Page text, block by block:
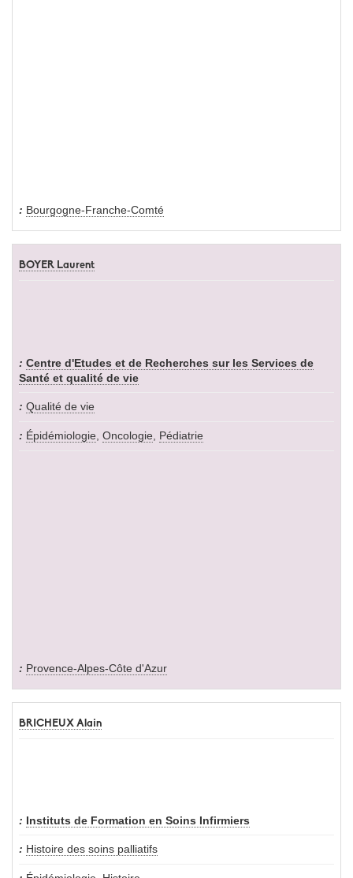
Bourgogne-Franche-Comté
BOYER Laurent
Centre d'Etudes et de Recherches sur les Services de
Santé et qualité de vie
Qualité de vie
Épidémiologie Oncologie Pédiatrie
Provence-Alpes-Côte d'Azur
BRICHEUX Alain
Instituts de Formation en Soins Infirmiers
Histoire des soins palliatifs